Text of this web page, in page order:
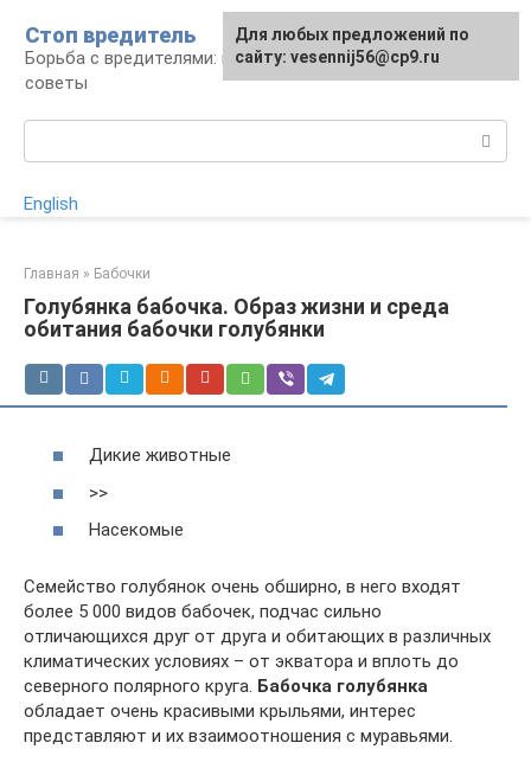
контенту
Стоп вредитель
Борьба с вредителями: правила, средства,
советы
English
Главная » Бабочки
Голубянка бабочка. Образ жизни и среда
обитания бабочки голубянки
Дикие животные
>>
Насекомые
Семейство голубянок очень обширно, в него входят
более 5 000 видов бабочек, подчас сильно
отличающихся друг от друга и обитающих в различных
климатических условиях – от экватора и вплоть до
северного полярного круга. Бабочка голубянка
обладает очень красивыми крыльями, интерес
представляют и их взаимоотношения с муравьями.
Для любых предложений по
сайту: vesennij56@cp9.ru